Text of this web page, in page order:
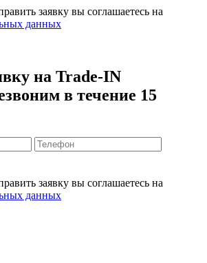
заявку вы соглашаетесь на
данных
на Trade-IN
в течение 15
заявку вы соглашаетесь на
данных